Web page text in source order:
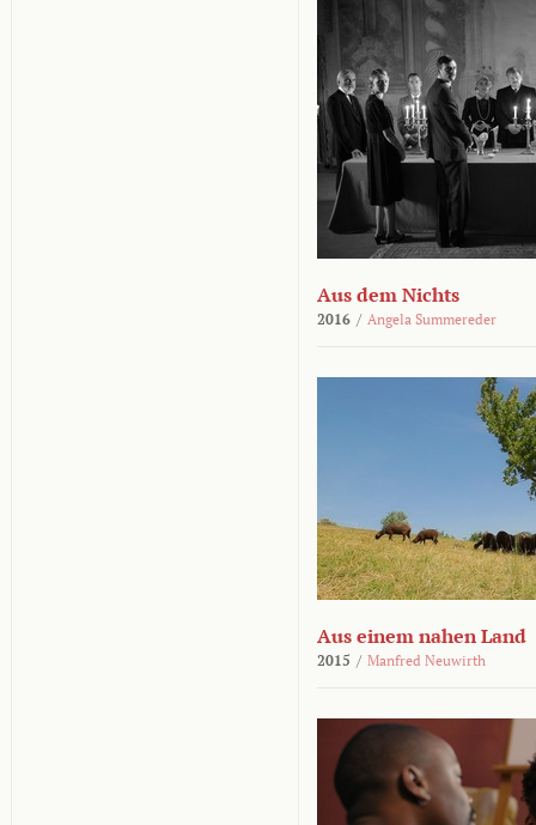
Aus dem Nichts
2016 / Angela Summereder
Aus einem nahen Land
2015 / Manfred Neuwirth